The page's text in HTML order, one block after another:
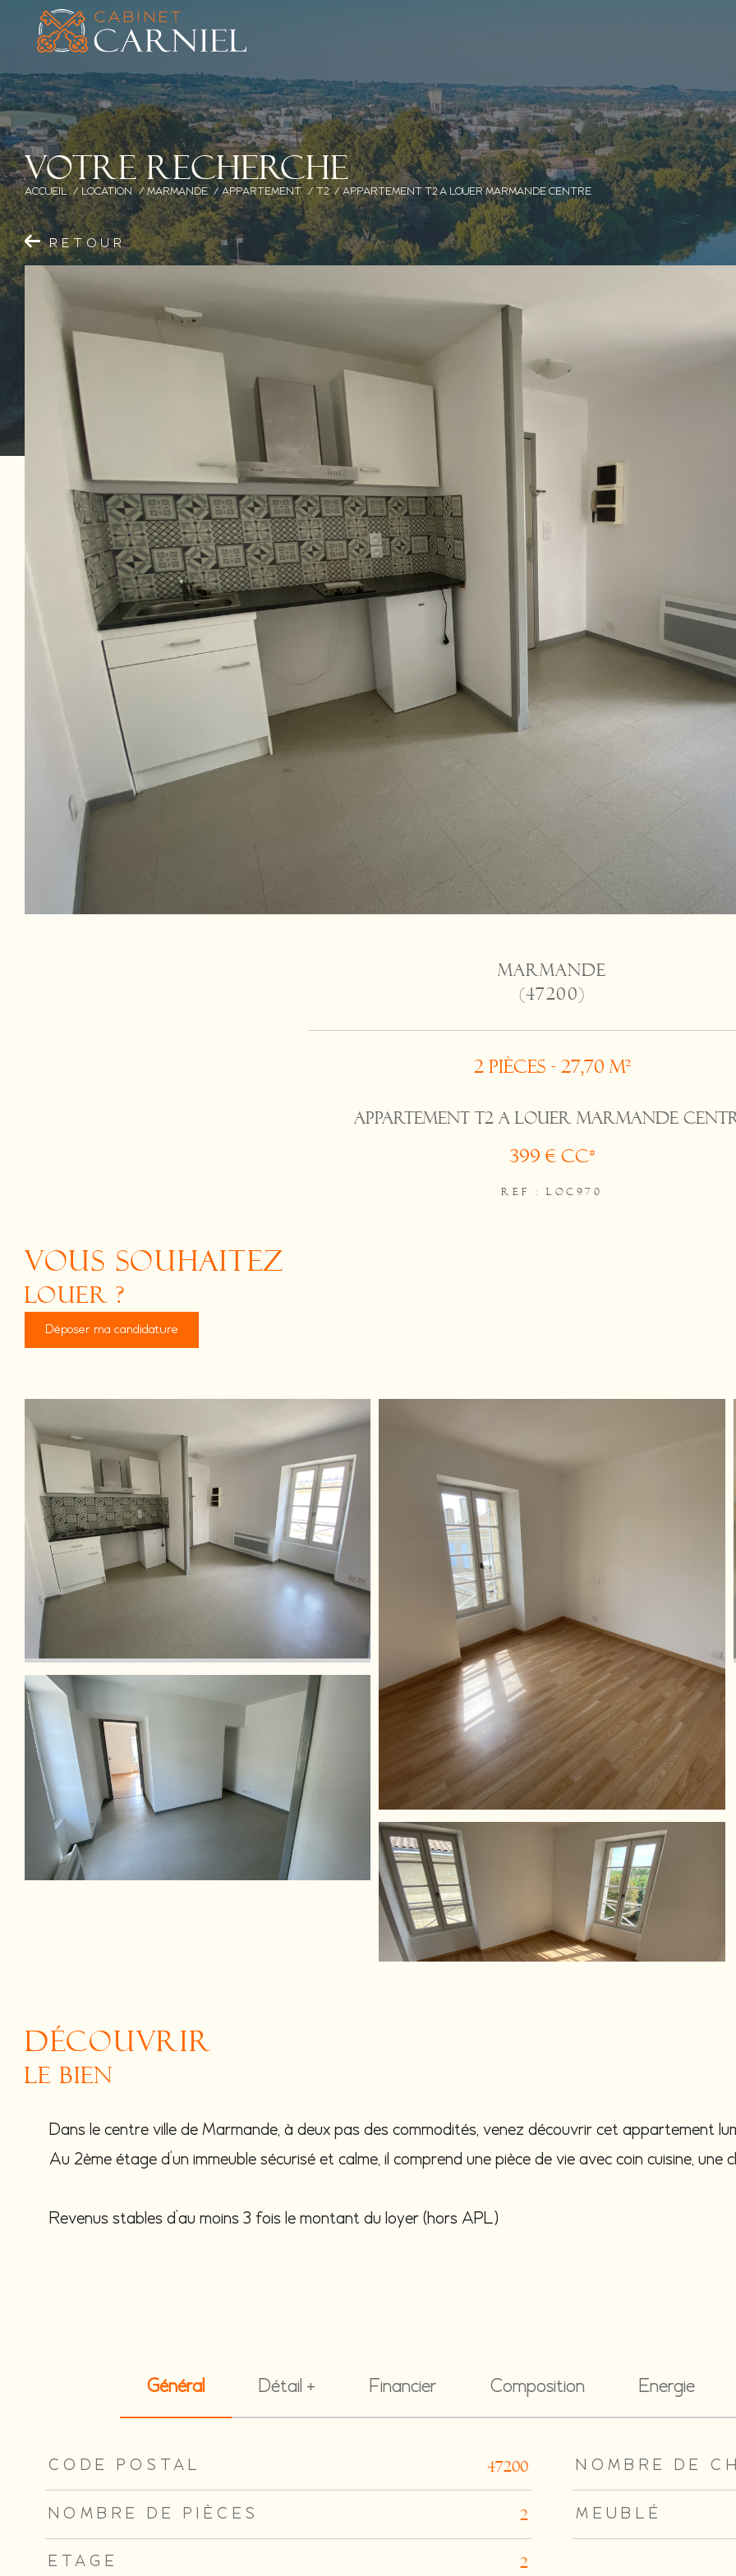
Votre recherche
ACCUEIL LOCATION MARMANDE APPARTEMENT T2 APPARTEMENT T2 A LOUER MARMANDE CENTRE
RETOUR
MARMANDE
(47200)
2 pièces - 27,70 m²
APPARTEMENT T2 A LOUER MARMANDE
399 € CC*
REF : LOC970
vous souhaitez
louer ?
Déposer ma candidature
découvrir
le bien
Dans le centre ville de Marmande, à deux pas des commodités, venez découvrir cet appartement
Au 2ème étage d'un immeuble sécurisé et calme, il comprend une pièce de vie avec coin cuisine, une
Revenus stables d’au moins 3 fois le montant du loyer (hors APL)
Général Détail + Financier Composition Energie
TRAD_ZEPHYR_Caracteristique
CODE POSTAL 47200 NOMBRE DE
NOMBRE DE PIÈCES 2 MEUBLÉ
ETAGE 2